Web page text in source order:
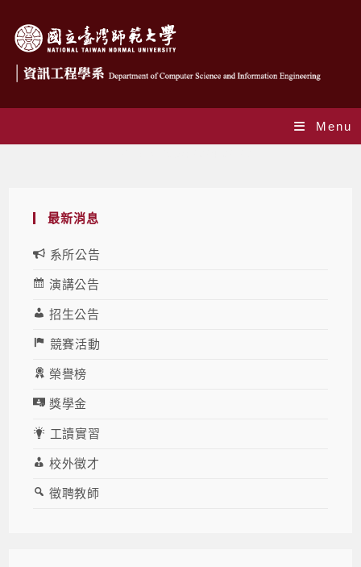
Menu
最新消息
系所公告
演講公告
招生公告
競賽活動
榮譽榜
獎學金
工讀實習
校外徵才
徵聘教師